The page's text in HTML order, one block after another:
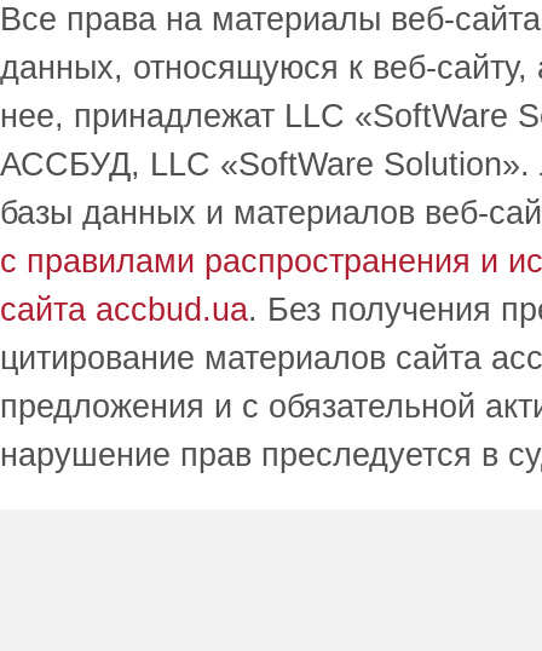
Все права на материалы веб-
данных, относящуюся к веб-
нее, принадлежат LLC
АССБУД, LLC «SoftWare Solution».
базы данных и материалов веб-
с правилами распространения и
сайта accbud.ua. Без получения
цитирование материалов сайта
предложения и с обязательной
нарушение прав преследуется в